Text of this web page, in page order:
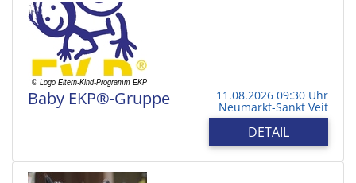
Baby EKP®-Gruppe 11.08.2026 09:30 Uhr
Neumarkt-Sankt Veit
DETAIL